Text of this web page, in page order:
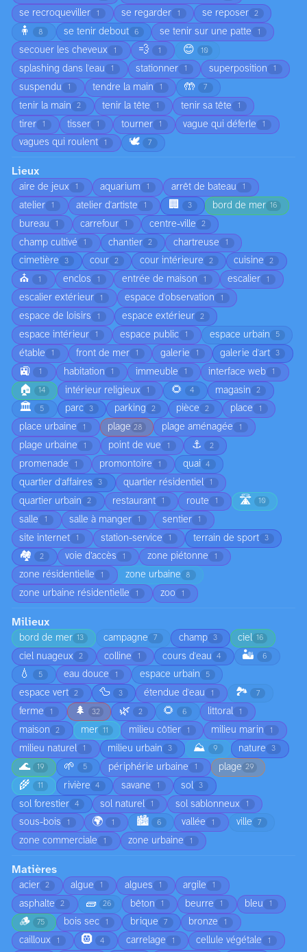
se recroqueviller
1 se regarder 1 se reposer 2
🧍 8 se tenir debout 6 se tenir sur une patte 1
secouer les cheveux 1 💨 1 😊 10
splashing dans l'eau 1 stationner 1 superposition 1
suspendu 1 tendre la main 1 🤲 7
tenir la main 2 tenir la tête 1 tenir sa tête 1
tirer 1 tisser 1 tourner 1 vague qui déferle 1
vagues qui roulent 1 🕊️ 7
Lieux
aire de jeux 1 aquarium 1 arrêt de bateau 1
atelier 1 atelier d'artiste 1 🏢 3 bord de mer 16
bureau 1 carrefour 1 centre-ville 2
champ cultivé 1 chantier 2 chartreuse 1
cimetière 3 cour 2 cour intérieure 2 cuisine 2
⛪ 1 enclos 1 entrée de maison 1 escalier 1
escalier extérieur 1 espace d'observation 1
espace de loisirs 1 espace extérieur 2
espace intérieur 1 espace public 1 espace urbain 5
étable 1 front de mer 1 galerie 1 galerie d'art 3
🚉 1 habitation 1 immeuble 1 interface web 1
🏠 14 intérieur religieux 1 🌻 4 magasin 2
🏛️ 5 parc 3 parking 2 pièce 2 place 1
place urbaine 1 plage 28 plage aménagée 1
plage urbaine 1 point de vue 1 ⚓ 2
promenade 1 promontoire 1 quai 4
quartier d'affaires 3 quartier résidentiel 1
quartier urbain 2 restaurant 1 route 1 🛣️ 10
salle 1 salle à manger 1 sentier 1
site internet 1 station-service 1 terrain de sport 3
🏘️ 2 voie d’accès 1 zone piétonne 1
zone résidentielle 1 zone urbaine 8
zone urbaine résidentielle 1 zoo 1
Milieux
bord de mer 13 campagne 7 champ 3 ciel 16
ciel nuageux 2 colline 1 cours d'eau 4 🏜️ 6
💧 5 eau douce 1 espace urbain 5
espace vert 2 🦆 3 étendue d'eau 1 🏞️ 7
ferme 1 🌲 32 🌿 2 🌻 6 littoral 1
maison 2 mer 11 milieu côtier 1 milieu marin 1
milieu naturel 1 milieu urbain 3 ⛰️ 9 nature 3
🌊 19 🌱 5 périphérie urbaine 1 plage 29
🌾 11 rivière 4 savane 1 sol 3
sol forestier 4 sol naturel 1 sol sablonneux 1
sous-bois 1 🌍 1 🏙️ 6 vallée 1 ville 7
zone commerciale 1 zone urbaine 1
Matières
acier 2 algue 1 algues 1 argile 1
asphalte 2 🧱 26 bêton 1 beurre 1 bleu 1
🪵 75 bois sec 1 brique 7 bronze 1
cailloux 1 🛞 4 carrelage 1 cellule végétale 1